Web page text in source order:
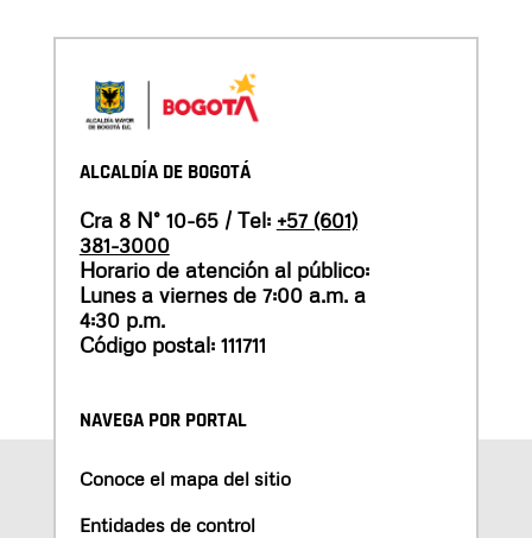
ALCALDÍA DE BOGOTÁ
Cra 8 N° 10-65 / Tel: +57 (601)
381-3000
Horario de atención al público:
Lunes a viernes de 7:00 a.m. a
4:30 p.m.
Código postal: 111711
NAVEGA POR PORTAL
Conoce el mapa del sitio
Entidades de control